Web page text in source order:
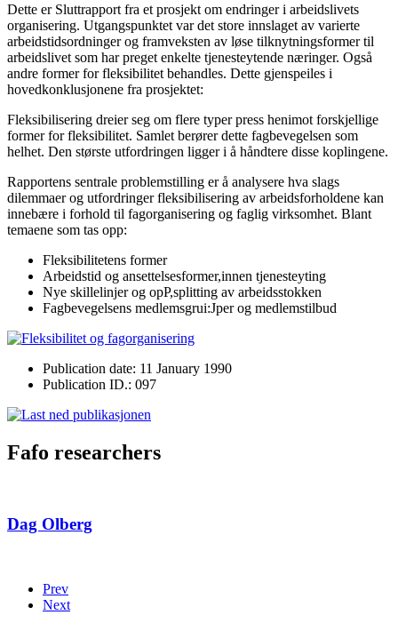
Dette er Sluttrapport fra et prosjekt om endringer i arbeidslivets
organisering. Utgangspunktet var det store innslaget av varierte
arbeidstidsordninger og framveksten av løse tilknytningsformer til
arbeidslivet som har preget enkelte tjenesteytende næringer. Også
andre former for fleksibilitet behandles. Dette gjenspeiles i
hovedkonklusjonene fra prosjektet:
Fleksibilisering dreier seg om flere typer press henimot forskjellige
former for fleksibilitet. Samlet berører dette fagbevegelsen som
helhet. Den største utfordringen ligger i å håndtere disse koplingene.
Rapportens sentrale problemstilling er å analysere hva slags
dilemmaer og utfordringer fleksibilisering av arbeidsforholdene kan
innebære i forhold til fagorganisering og faglig virksomhet. Blant
temaene som tas opp:
Fleksibilitetens former
Arbeidstid og ansettelsesformer,innen tjenesteyting
Nye skillelinjer og opP,splitting av arbeidsstokken
Fagbevegelsens medlemsgrui:Jper og medlemstilbud
Publication date: 11 January 1990
Publication ID.: 097
Fafo researchers
Dag Olberg
Prev
Next